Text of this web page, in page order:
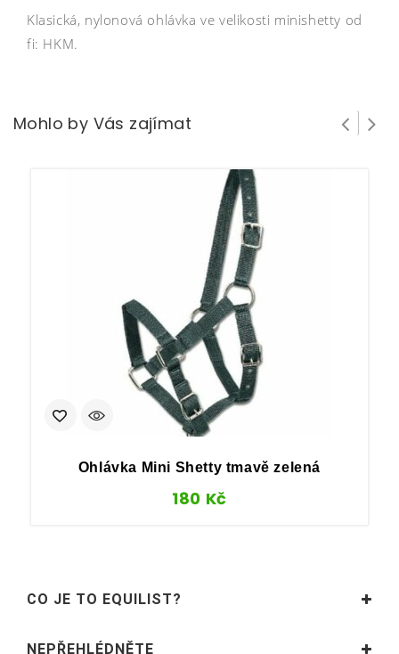
Klasická, nylonová ohlávka ve velikosti minishetty od
fi: HKM.
Mohlo by Vás zajímat
Ohlávka Mini Shetty tmavě zelená
180 Kč
CO JE TO EQUILIST?
NEPŘEHLÉDNĚTE